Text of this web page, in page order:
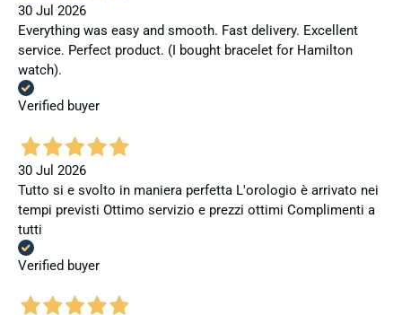
30 Jul 2026
Everything was easy and smooth. Fast delivery. Excellent
service. Perfect product. (I bought bracelet for Hamilton
watch).
Verified buyer
30 Jul 2026
Tutto si e svolto in maniera perfetta L'orologio è arrivato nei
tempi previsti Ottimo servizio e prezzi ottimi Complimenti a
tutti
Verified buyer